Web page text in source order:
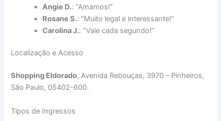
Angie D.: “Amamos!”
Rosane S.: “Muito legal e interessante!”
Carolina J.: “Vale cada segundo!”
Localização e Acesso
Shopping Eldorado, Avenida Rebouças, 3970 – Pinheiros,
São Paulo, 05402-600.
Tipos de Ingressos